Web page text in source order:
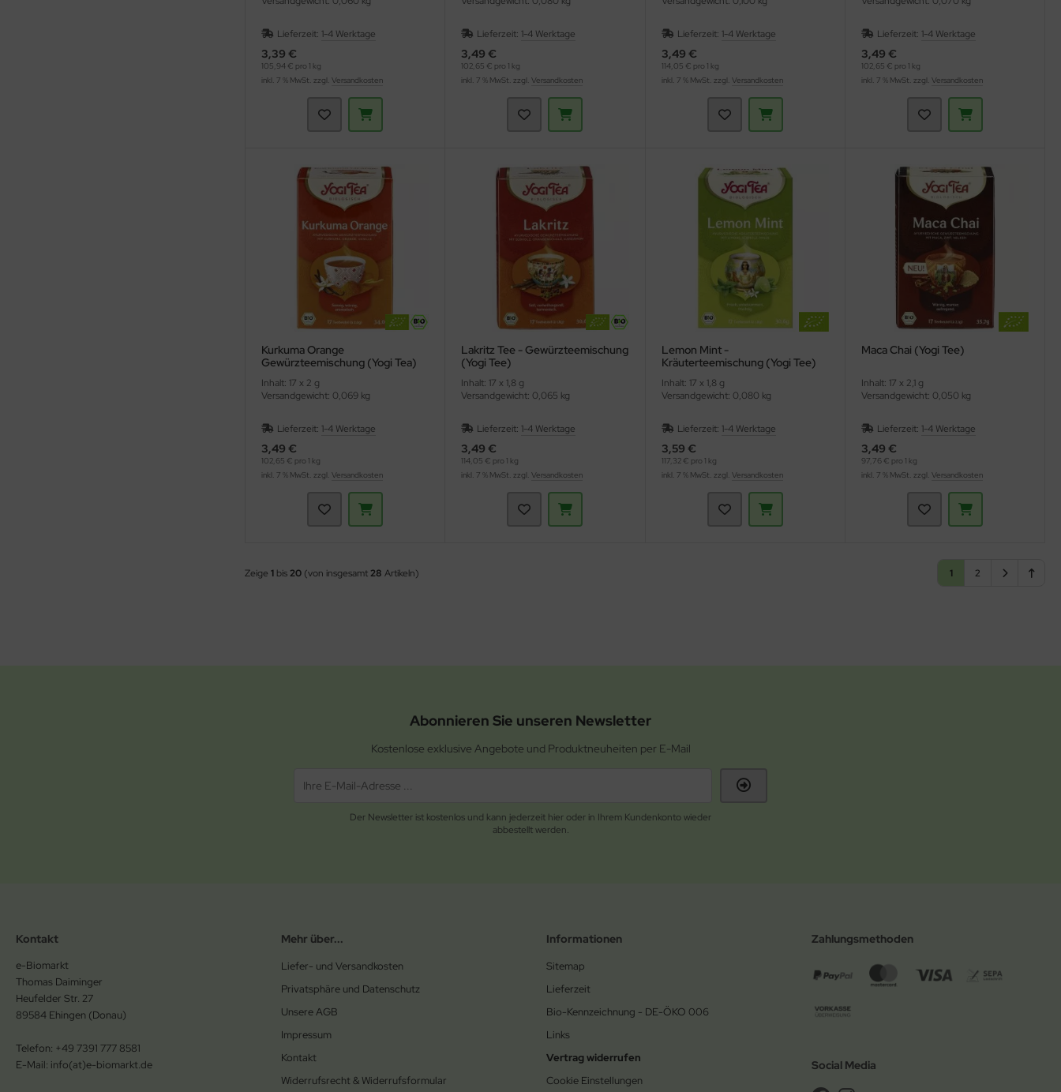
Lieferzeit: 1-4 Werktage
3,39 €
105,94 € pro 1 kg
inkl. 7 % MwSt. zzgl. Versandkosten
Lieferzeit:1-4 Werktage
3,49 €
102,65 € pro 1 kg
inkl. 7 % MwSt. zzgl.Versandkosten
Lieferzeit: 1-4 Werktage
3,49 €
114,05 € pro 1 kg
inkl. 7 % MwSt. zzgl. Versandkosten
Lieferzeit: 1-4 Werktage
3,49 €
102,65 € pro 1 kg
inkl. 7 % MwSt. zzgl. Versandkosten
Kurkuma Orange
Gewürzteemischung (Yogi Tea)
Inhalt: 17 x 2 g
Versandgewicht: 0,069 kg
Lieferzeit: 1-4 Werktage
3,49 €
102,65 € pro 1 kg
inkl. 7 % MwSt. zzgl. Versandkosten
Lakritz Tee - Gewürzteemischung
(Yogi Tee)
Inhalt: 17 x 1,8 g
Versandgewicht: 0,065 kg
Lieferzeit:1-4 Werktage
3,49 €
114,05 € pro 1 kg
inkl. 7 % MwSt. zzgl.Versandkosten
Lemon Mint -
Kräuterteemischung (Yogi Tee)
Inhalt: 17 x 1,8 g
Versandgewicht: 0,080 kg
Lieferzeit: 1-4 Werktage
3,59 €
117,32 € pro 1 kg
inkl. 7 % MwSt. zzgl. Versandkosten
Maca Chai (Yogi Tee)
Inhalt: 17 x 2,1 g
Versandgewicht: 0,050 kg
Lieferzeit: 1-4 Werktage
3,49 €
97,76 € pro 1 kg
inkl. 7 % MwSt. zzgl. Versandkosten
Zeige 1 bis20 (von insgesamt28 Artikeln) 1 2
Abonnieren Sie unseren Newsletter
Kostenlose exklusive Angebote und Produktneuheiten per E-Mail
Der Newsletter ist kostenlos und kann jederzeit hier oder in Ihrem Kundenkonto wieder
abbestellt werden.
Kontakt
e-Biomarkt
Thomas Daiminger
Heufelder Str. 27
89584 Ehingen (Donau)
Telefon: +49 7391 777 8581
E-Mail: info(at)e-biomarkt.de
Mehr über...
Liefer- und Versandkosten
Privatsphäre und Datenschutz
Unsere AGB
Impressum
Kontakt
Widerrufsrecht & Widerrufsformular
Informationen
Sitemap
Lieferzeit
Bio-Kennzeichnung - DE-ÖKO 006
Links
Vertrag widerrufen
Cookie Einstellungen
Zahlungsmethoden
Social Media